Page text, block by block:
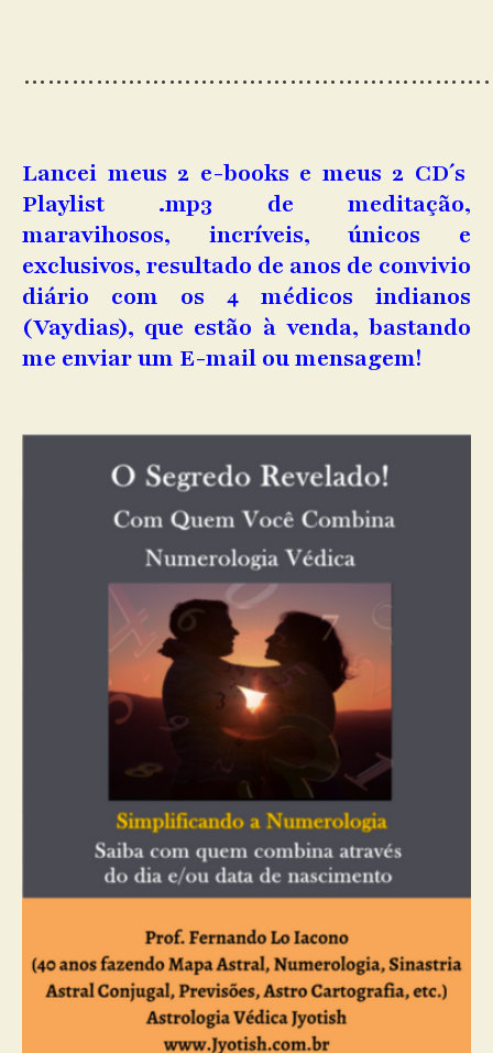
Lancei meus 2 e-books e meus 2 CD´s
Playlist .mp3 de meditação,
maravihosos, incríveis, únicos e
exclusivos, resultado de anos de convivio
diário com os 4 médicos indianos
(Vaydias), que estão à venda, bastando
me enviar um E-mail ou mensagem!